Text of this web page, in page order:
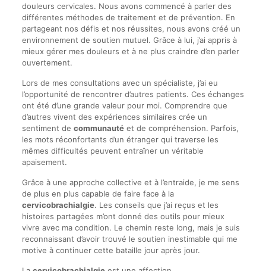
douleurs cervicales. Nous avons commencé à parler des
différentes méthodes de traitement et de prévention. En
partageant nos défis et nos réussites, nous avons créé un
environnement de soutien mutuel. Grâce à lui, j’ai appris à
mieux gérer mes douleurs et à ne plus craindre d’en parler
ouvertement.
Lors de mes consultations avec un spécialiste, j’ai eu
l’opportunité de rencontrer d’autres patients. Ces échanges
ont été d’une grande valeur pour moi. Comprendre que
d’autres vivent des expériences similaires crée un
sentiment de communautéet de compréhension. Parfois,
les mots réconfortants d’un étranger qui traverse les
mêmes difficultés peuvent entraîner un véritable
apaisement.
Grâce à une approche collective et à l’entraide, je me sens
de plus en plus capable de faire face à la
cervicobrachialgie. Les conseils que j’ai reçus et les
histoires partagées m’ont donné des outils pour mieux
vivre avec ma condition. Le chemin reste long, mais je suis
reconnaissant d’avoir trouvé le soutien inestimable qui me
motive à continuer cette bataille jour après jour.